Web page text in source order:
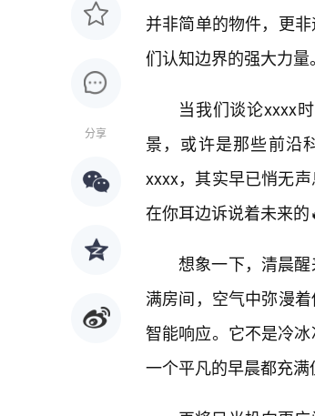
分享
并非简单的物件，更
们认知边界的强大力量。
当我们谈论xxxx
景，或许是那些前沿
xxxx，其实早已悄无
在你耳边诉说着未来的
想象一下，清晨
满房间，空气中弥漫
智能响应。它不是冷
一个平凡的早晨都充满